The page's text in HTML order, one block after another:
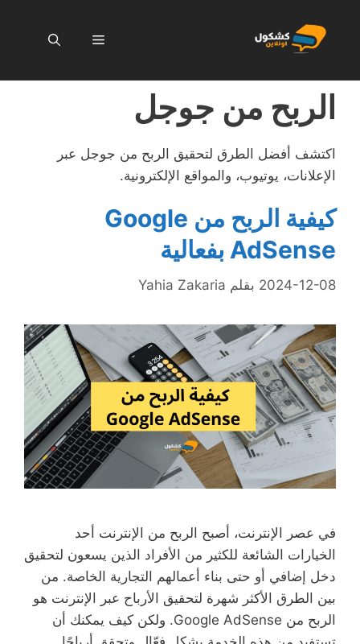
المحتوى
القائمة
الربح من جوجل
اكتشف أفضل الطرق لتحقيق الربح من جوجل عبر
الإعلانات، يوتيوب، والمواقع الإلكترونية.
كيفية الربح من Google
AdSense بفعالية
2024-12-08 بقلم Yahia Zakaria
في عصر الإنترنت، أصبح الربح من الإنترنت أحد
الخيارات الشائعة للكثير من الأفراد الذين يسعون لتحقيق
دخل إضافي أو حتى بناء أعمالهم التجارية الخاصة. من
بين الطرق الأكثر شهرة لتحقيق الأرباح عبر الإنترنت هو
الربح من Google AdSense. ولكن كيف يمكنك أن